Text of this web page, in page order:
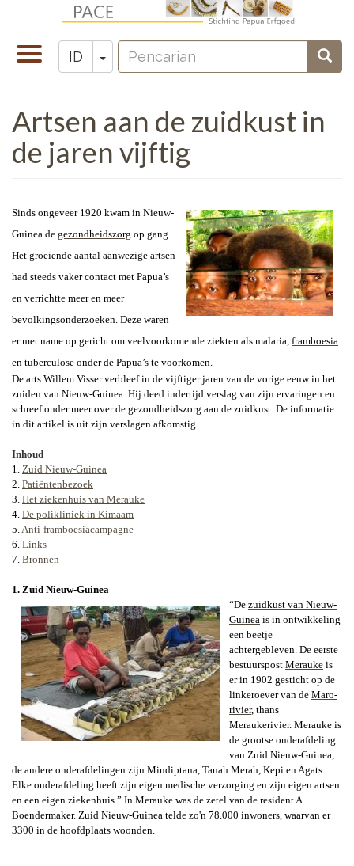
Toggle
navigation
ID Toggle Dropdown
Zoeken
Pencarian
Artsen aan de zuidkust in
de jaren vijftig
Sinds ongeveer 1920 kwam in Nieuw-
Guinea de gezondheidszorg op gang.
Het groeiende aantal aanwezige artsen
had steeds vaker contact met Papua’s
en verrichtte meer en meer
bevolkingsonderzoeken. Deze waren
er met name op gericht om veelvoorkomende ziekten als malaria, framboesia
en tuberculose onder de Papua’s te voorkomen.
De arts Willem Visser verbleef in de vijftiger jaren van de vorige eeuw in het
zuiden van Nieuw-Guinea. Hij deed indertijd verslag van zijn ervaringen en
schreef onder meer over de gezondheidszorg aan de zuidkust. De informatie
in dit artikel is uit zijn verslagen afkomstig.
Inhoud
1. Zuid Nieuw-Guinea
2. Patiëntenbezoek
3. Het ziekenhuis van Merauke
4. De polikliniek in Kimaam
5. Anti-framboesiacampagne
6. Links
7. Bronnen
1. Zuid Nieuw-Guinea
“De zuidkust van Nieuw-
Guinea is in ontwikkeling
een beetje
achtergebleven. De eerste
bestuurspost Merauke is
er in 1902 gesticht op de
linkeroever van de Maro-
rivier, thans
Meraukerivier. Merauke is
de grootse onderafdeling
van Zuid Nieuw-Guinea,
de andere onderafdelingen zijn Mindiptana, Tanah Merah, Kepi en Agats.
Elke onderafdeling heeft zijn eigen medische verzorging en zijn eigen artsen
en een eigen ziekenhuis.” In Merauke was de zetel van de resident A.
Boendermaker. Zuid Nieuw-Guinea telde zo'n 78.000 inwoners, waarvan er
3300 in de hoofdplaats woonden.